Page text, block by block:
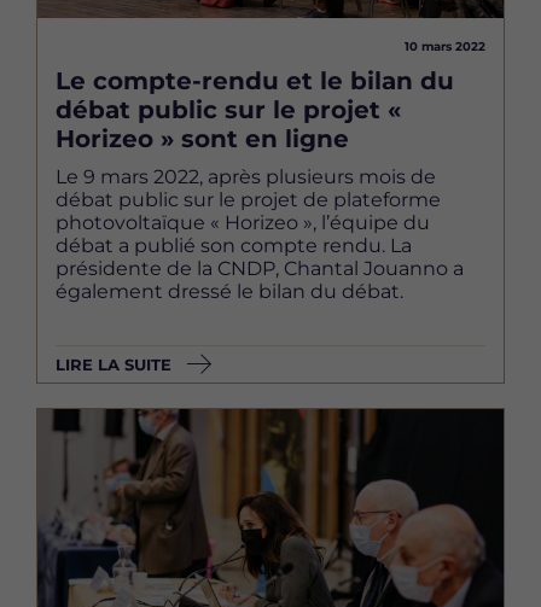
10 mars 2022
Le compte-rendu et le bilan du
débat public sur le projet «
Horizeo » sont en ligne
Le 9 mars 2022, après plusieurs mois de
débat public sur le projet de plateforme
photovoltaïque « Horizeo », l’équipe du
débat a publié son compte rendu. La
présidente de la CNDP, Chantal Jouanno a
également dressé le bilan du débat.
LIRE LA SUITE